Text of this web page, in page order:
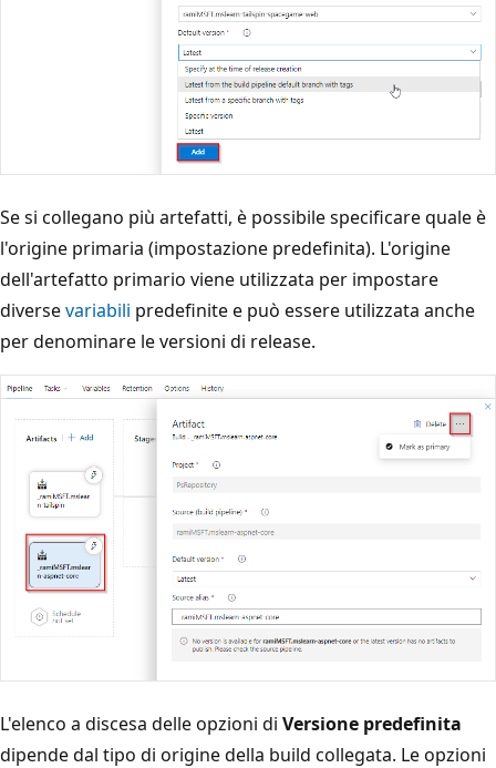
Se si collegano più artefatti, è possibile specificare quale è
l'origine primaria (impostazione predefinita). L'origine
dell'artefatto primario viene utilizzata per impostare
diversevariabili predefinite e può essere utilizzata anche
per denominare le versioni di release.
L'elenco a discesa delle opzioni di Versione predefinita
dipende dal tipo di origine della build collegata. Le opzioni